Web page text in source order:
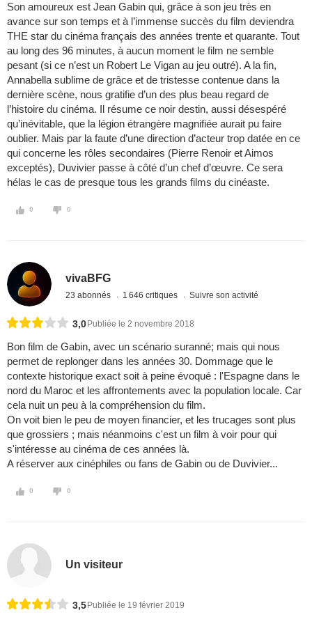
Son amoureux est Jean Gabin qui, grâce à son jeu très en
avance sur son temps et à l’immense succès du film deviendra
THE star du cinéma français des années trente et quarante. Tout
au long des 96 minutes, à aucun moment le film ne semble
pesant (si ce n’est un Robert Le Vigan au jeu outré). A la fin,
Annabella sublime de grâce et de tristesse contenue dans la
dernière scène, nous gratifie d’un des plus beau regard de
l’histoire du cinéma. Il résume ce noir destin, aussi désespéré
qu’inévitable, que la légion étrangère magnifiée aurait pu faire
oublier. Mais par la faute d’une direction d’acteur trop datée en ce
qui concerne les rôles secondaires (Pierre Renoir et Aimos
exceptés), Duvivier passe à côté d’un chef d’œuvre. Ce sera
hélas le cas de presque tous les grands films du cinéaste.
0 0
vivaBFG
23 abonnés 1 646 critiques Suivre son activité
3,0 Publiée le 2 novembre 2018
Bon film de Gabin, avec un scénario suranné; mais qui nous
permet de replonger dans les années 30. Dommage que le
contexte historique exact soit à peine évoqué : l'Espagne dans le
nord du Maroc et les affrontements avec la population locale. Car
cela nuit un peu à la compréhension du film.
On voit bien le peu de moyen financier, et les trucages sont plus
que grossiers ; mais néanmoins c'est un film à voir pour qui
s'intéresse au cinéma de ces années là.
A réserver aux cinéphiles ou fans de Gabin ou de Duvivier...
0 0
Un visiteur
3,5 Publiée le 19 février 2019